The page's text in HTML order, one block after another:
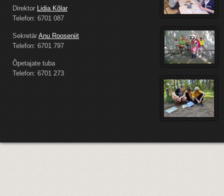
DirektorLidia Kõlar
Telefon: 6701 087
SekretärAnu Rooseniit
Telefon: 6701 797
Õpetajate tuba
Telefon: 6701 273